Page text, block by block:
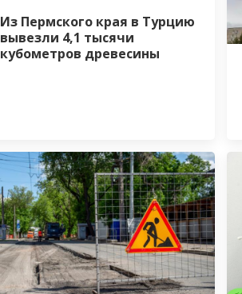
Из Пермского края в Турцию
вывезли 4,1 тысячи
кубометров древесины